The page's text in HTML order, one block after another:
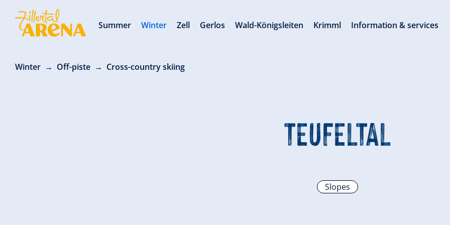
Winter Off-piste Cross-country skiing
TEUFELTAL
Slopes
Summer Winter Zell Gerlos Wald-Königsleiten Krimml Information & services